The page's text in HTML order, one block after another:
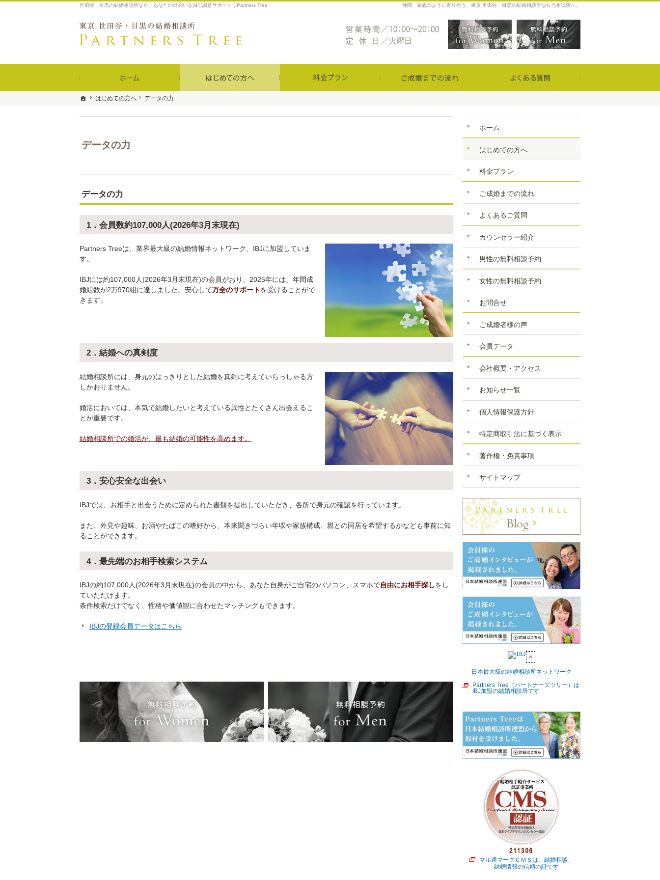
ホーム
はじめての方へ データの力
データの力
仲間、家族のように寄り添う。東京 世田谷・目黒の結婚相談所なら当相談所へ。
世田谷・目黒の結婚相談所なら、あなたの出会いを誠心誠意サポート｜Partners Tree
データの力
1．会員数約107,000人(2026年3月末現在)
Partners Treeは、業界最大級の結婚情報ネットワーク、IBJに加盟していま
す。
IBJには約107,000人(2026年3月末現在)の会員がおり、2025年には、年間成
婚組数が2万970組に達しました。安心して万全のサポートを受けることがで
きます。
2．結婚への真剣度
結婚相談所には、身元のはっきりとした結婚を真剣に考えていらっしゃる方
しかおりません。
婚活においては、本気で結婚したいと考えている異性とたくさん出会えるこ
とが重要です。
結婚相談所での婚活が、最も結婚の可能性を高めます。
3．安心安全な出会い
IBJでは、お相手と出会うために定められた書類を提出していただき、各所で身元の確認を行っています。
また、外見や趣味、お酒やたばこの嗜好から、本来聞きづらい年収や家族構成、親との同居を希望するかなども事前に知
ることができます。
4．最先端のお相手検索システム
IBJの約107,000人(2026年3月末現在)の会員の中から、あなた自身がご自宅のパソコン、スマホで自由にお相手探しをし
ていただけます。
条件検索だけでなく、性格や価値観に合わせたマッチングもできます。
IBJの登録会員データはこちら
ホーム
はじめての方へ
料金プラン
ご成婚までの流れ
よくあるご質問
カウンセラー紹介
男性の無料相談予約
女性の無料相談予約
お問合せ
ご成婚者様の声
会員データ
会社概要・アクセス
お知らせ一覧
個人情報保護方針
特定商取引法に基づく表示
著作権・免責事項
サイトマップ
日本最大級の結婚相談所ネットワーク
Partners Tree（パートナーズツリー）は
IBJ加盟の結婚相談所です
マル適マークＣＭＳは、結婚相談、
結婚情報の信頼の証です
無料相談予約女性用
ホーム
はじめての方へ データの力